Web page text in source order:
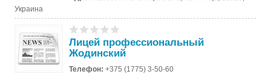
Украина
Лицей профессиональный
Жодинский
Телефон:+375 (1775) 3-50-60